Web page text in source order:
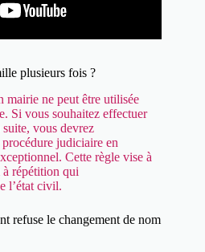
plusieurs fois ?
mairie ne peut être utilisée
Si vous souhaitez effectuer
vous devrez
judiciaire en
Cette règle vise à
à répétition qui
l’état civil.
refuse le changement de nom